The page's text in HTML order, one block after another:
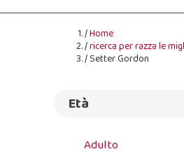
Home
ricerca per razza le
Setter Gordon
Età
Adulto